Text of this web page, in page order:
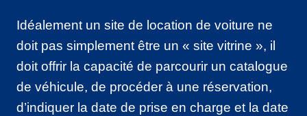
Idéalement un site de location de voiture ne
doit pas simplement être un « site vitrine », il
doit offrir la capacité de parcourir un catalogue
de véhicule, de procéder à une réservation,
d’indiquer la date de prise en charge et la date